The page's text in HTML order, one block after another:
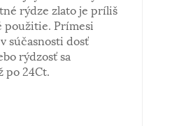
rýdze zlato je príliš
použitie. Prímesi
súčasnosti dosť
rýdzosť sa
po 24Ct.